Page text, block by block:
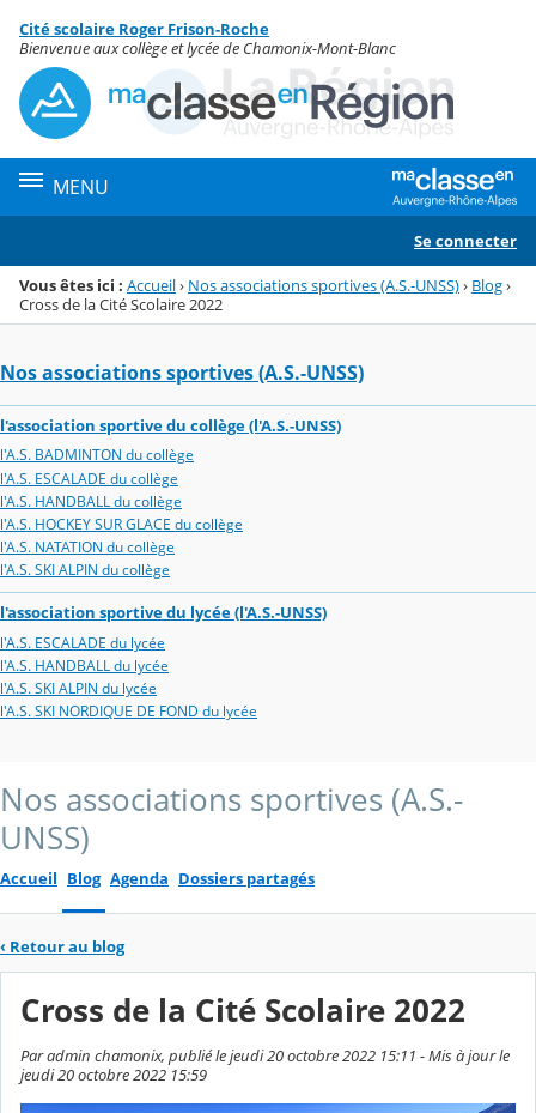
Menu de la rubrique
Contenu
Cité scolaire Roger Frison-Roche
Bienvenue aux collège et lycée de Chamonix-Mont-Blanc
MENU
Se connecter
Vous êtes ici : Accueil› Nos associations sportives (A.S.-UNSS)› Blog›
Cross de la Cité Scolaire 2022
Nos associations sportives (A.S.-UNSS)
l'association sportive du collège (l'A.S.-UNSS)
l'A.S. BADMINTON du collège
l'A.S. ESCALADE du collège
l'A.S. HANDBALL du collège
l'A.S. HOCKEY SUR GLACE du collège
l'A.S. NATATION du collège
l'A.S. SKI ALPIN du collège
l'association sportive du lycée (l'A.S.-UNSS)
l'A.S. ESCALADE du lycée
l'A.S. HANDBALL du lycée
l'A.S. SKI ALPIN du lycée
l'A.S. SKI NORDIQUE DE FOND du lycée
Nos associations sportives (A.S.-
UNSS)
Accueil Blog Agenda Dossiers partagés
‹ Retour au blog
Cross de la Cité Scolaire 2022
Par admin chamonix, publié le jeudi 20 octobre 2022 15:11 - Mis à jour le
jeudi 20 octobre 2022 15:59